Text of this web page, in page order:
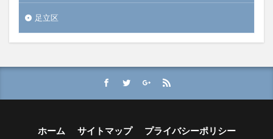
足立区
ホーム サイトマップ
プライバシーポリシー